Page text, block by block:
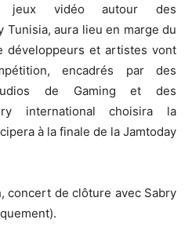
jeux vidéo autour des
Tunisia, aura lieu en marge du
développeurs et artistes vont
encadrés par des
de Gaming et des
international choisira la
à la finale de la Jamtoday
concert de clôture avec Sabry